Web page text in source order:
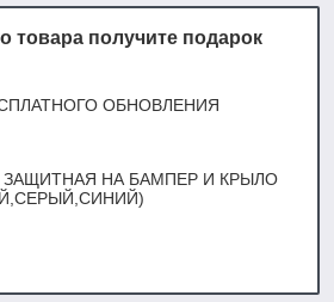
товара получите подарок
ОБНОВЛЕНИЯ
ЗАЩИТНАЯ НА БАМПЕР И КРЫЛО